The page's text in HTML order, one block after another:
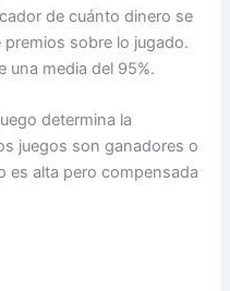
de cuánto dinero se
sobre lo jugado.
una media del 95%.
determina la
juegos son ganadores o
es alta pero compensada